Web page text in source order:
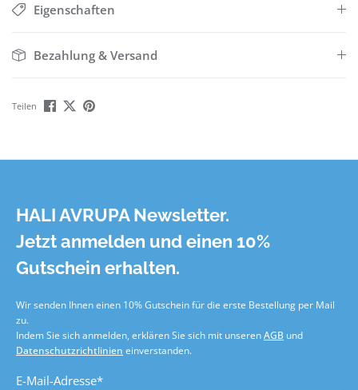
Eigenschaften
Bezahlung & Versand
Teilen
HALI AVRUPA Newsletter.
Jetzt anmelden und einen 10%
Gutschein erhalten.
Wir senden Ihnen einen 10% Gutschein für die erste Bestellung per Mail
zu.
Indem Sie sich anmelden, erklären Sie sich mit unserenAGB und
Datenschutzrichtlinien einverstanden.
E-Mail-Adresse*